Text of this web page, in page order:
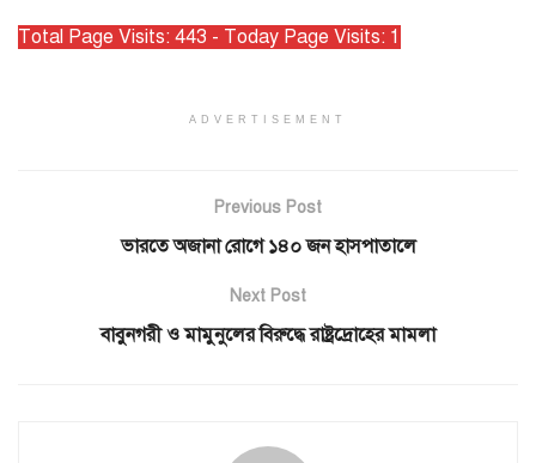
Total Page Visits: 443 - Today Page Visits: 1
ADVERTISEMENT
Previous Post
ভারতে অজানা রোগে ১৪০ জন হাসপাতালে
Next Post
বাবুনগরী ও মামুনুলের বিরুদ্ধে রাষ্ট্রদ্রোহের মামলা